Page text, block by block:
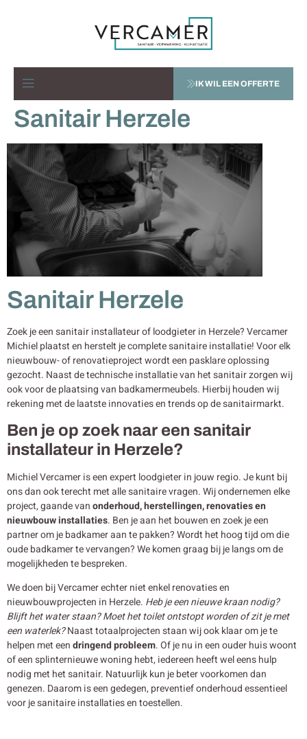
IK WIL EEN OFFERTE
Sanitair Herzele
Sanitair Herzele
Zoek je een sanitair installateur of loodgieter in Herzele? Vercamer
Michiel plaatst en herstelt je complete sanitaire installatie! Voor elk
nieuwbouw- of renovatieproject wordt een pasklare oplossing
gezocht. Naast de technische installatie van het sanitair zorgen wij
ook voor de plaatsing van badkamermeubels. Hierbij houden wij
rekening met de laatste innovaties en trends op de sanitairmarkt.
Ben je op zoek naar een sanitair
installateur in Herzele?
Michiel Vercamer is een expert loodgieter in jouw regio. Je kunt bij
ons dan ook terecht met alle sanitaire vragen. Wij ondernemen elke
project, gaande vanonderhoud, herstellingen, renovaties en
nieuwbouwinstallaties. Ben je aan het bouwen en zoek je een
partner om je badkamer aan te pakken? Wordt het hoog tijd om die
oude badkamer te vervangen? We komen graag bij je langs om de
mogelijkheden te bespreken.
We doen bij Vercamer echter niet enkel renovaties en
nieuwbouwprojecten in Herzele. Heb je een nieuwe kraan nodig?
Blijft het water staan? Moet het toilet ontstopt worden of zit je met
een waterlek?Naast totaalprojecten staan wij ook klaar om je te
helpen met eendringend probleem. Of je nu in een ouder huis woont
of een splinternieuwe woning hebt, iedereen heeft wel eens hulp
nodig met het sanitair. Natuurlijk kun je beter voorkomen dan
genezen. Daarom is een gedegen, preventief onderhoud essentieel
voor je sanitaire installaties en toestellen.